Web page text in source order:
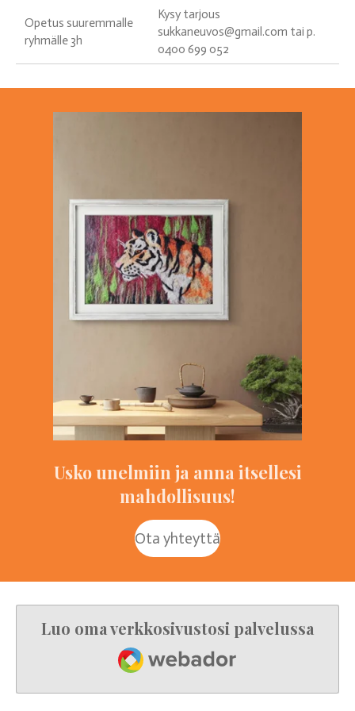
Opetus suuremmalle
ryhmälle 3h
Kysy tarjous
sukkaneuvos@gmail.com tai p.
0400 699 052
Usko unelmiin ja anna itsellesi
mahdollisuus!
Ota yhteyttä
Luo oma verkkosivustosi palvelussa
Webador